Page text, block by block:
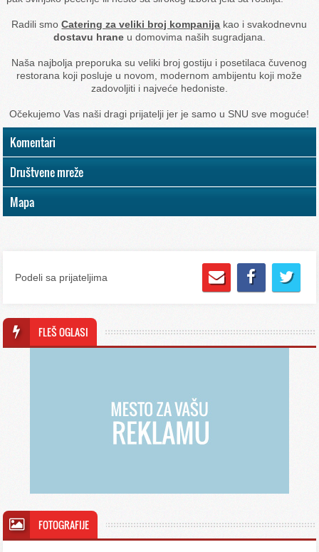
Radili smoCatering za veliki broj kompanija kao i svakodnevnu
dostavu hraneu domovima naših sugradjana.
Naša najbolja preporuka su veliki broj gostiju i posetilaca čuvenog
restorana koji posluje u novom, modernom ambijentu koji može
zadovoljiti i najveće hedoniste.
Očekujemo Vas naši dragi prijatelji jer je samo u SNU sve moguće!
Komentari
Društvene mreže
Mapa
Podeli sa prijateljima
FLEŠ OGLASI
FOTOGRAFIJE